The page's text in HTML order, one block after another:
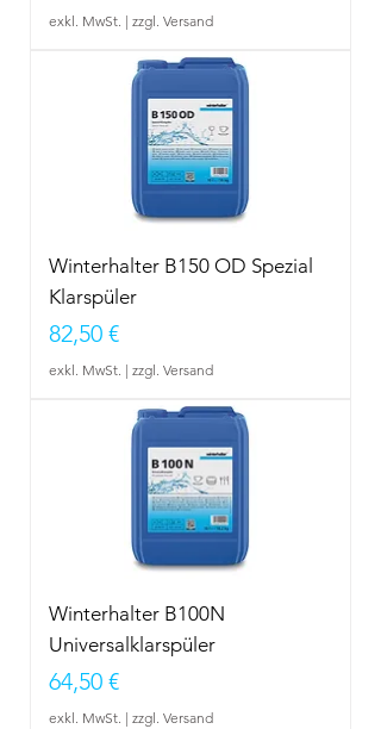
exkl. MwSt. | zzgl. Versand
Winterhalter B150 OD Spezial
Klarspüler
Preis
82,50 €
exkl. MwSt. | zzgl. Versand
Winterhalter B100N
Universalklarspüler
Preis
64,50 €
exkl. MwSt. | zzgl. Versand